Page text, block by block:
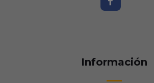
Información